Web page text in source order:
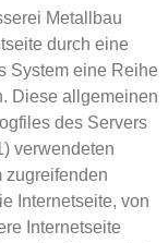
Metallbau
durch eine
System eine Reihe
Diese allgemeinen
des Servers
verwendeten
zugreifenden
Internetseite, von
Internetseite